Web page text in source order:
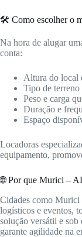
🛠️ Como escolher o
Na hora de alugar
conta:
Altura do local
Tipo de terreno
Peso e carga
Duração e
Espaço
Locadoras
equipamento,
🌐 Por que Murici –
Cidades como Murici
logísticos e eventos,
solução versátil e sob
garante agilidade na